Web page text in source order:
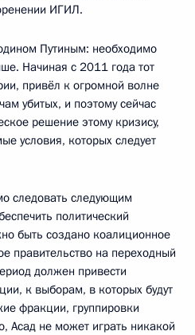
ИГИЛ.
Путиным: необходимо
Начиная с 2011 года тот
привёл к огромной волне
убитых, и поэтому сейчас
решение этому кризису,
условия, которых следует
следовать следующим
политический
быть создано коалиционное
правительство на переходный
должен привести
к выборам, в которых будут
фракции, группировки
Асад не может играть никакой